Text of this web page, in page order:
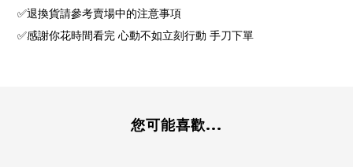
✅退換貨請參考賣場中的注意事項
✅感謝你花時間看完 心動不如立刻行動 手刀下單
您可能喜歡...